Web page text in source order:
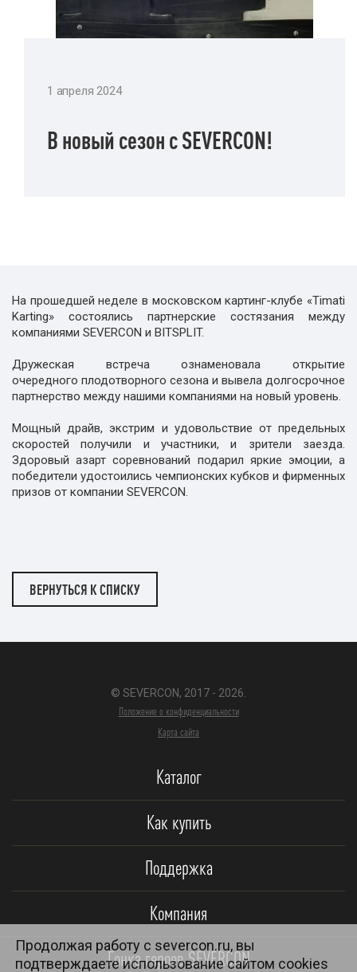
1 апреля 2024
В новый сезон с SEVERCON!
На прошедшей неделе в московском картинг-клубе «Timati
Karting» состоялись партнерские состязания между
компаниями SEVERCON и BITSPLIT.
Дружеская встреча ознаменовала открытие
очередного плодотворного сезона и вывела долгосрочное
партнерство между нашими компаниями на новый уровень.
Мощный драйв, экстрим и удовольствие от предельных
скоростей получили и участники, и зрители заезда.
Здоровый азарт соревнований подарил яркие эмоции, а
победители удостоились чемпионских кубков и фирменных
призов от компании SEVERCON.
ВЕРНУТЬСЯ К СПИСКУ
© SEVERCON, 2017 - 2026.
Положение о конфиденциальности
Карта сайта
Каталог
Как купить
Поддержка
Компания
Гонка героев SEVERCON
Продолжая работу с severcon.ru, вы
подтверждаете использование сайтом cookies